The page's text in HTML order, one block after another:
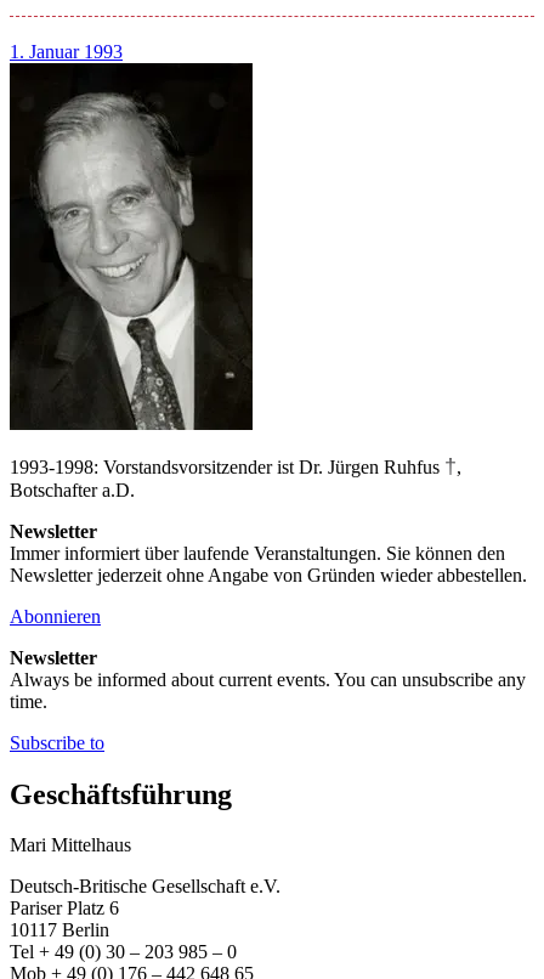
1. Januar 1993
1993-1998: Vorstandsvorsitzender ist Dr. Jürgen Ruhfus †,
Botschafter a.D.
Newsletter
Immer informiert über laufende Veranstaltungen. Sie können den
Newsletter jederzeit ohne Angabe von Gründen wieder abbestellen.
Abonnieren
Newsletter
Always be informed about current events. You can unsubscribe any
time.
Subscribe to
Geschäftsführung
Mari Mittelhaus
Deutsch-Britische Gesellschaft e.V.
Pariser Platz 6
10117 Berlin
Tel + 49 (0) 30 – 203 985 – 0
Mob + 49 (0) 176 – 442 648 65